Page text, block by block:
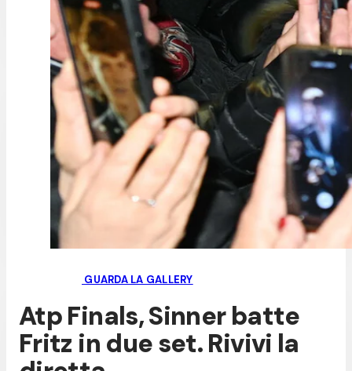
GUARDA LA GALLERY
Atp Finals, Sinner batte
Fritz in due set. Rivivi la